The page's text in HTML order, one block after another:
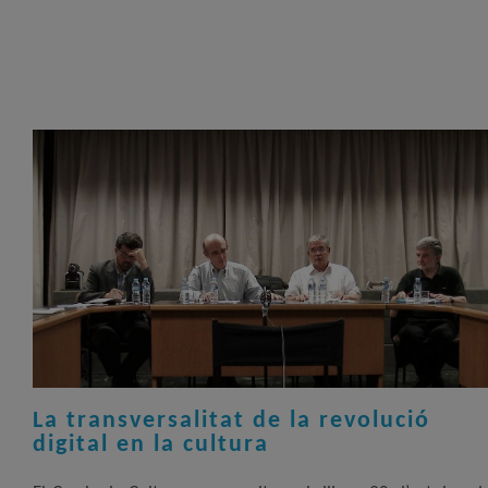
La transversalitat de la revolució
digital en la cultura